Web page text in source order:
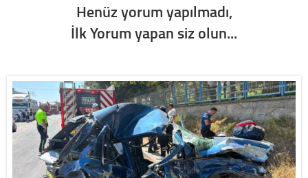
Henüz yorum yapılmadı,
İlk Yorum yapan siz olun...